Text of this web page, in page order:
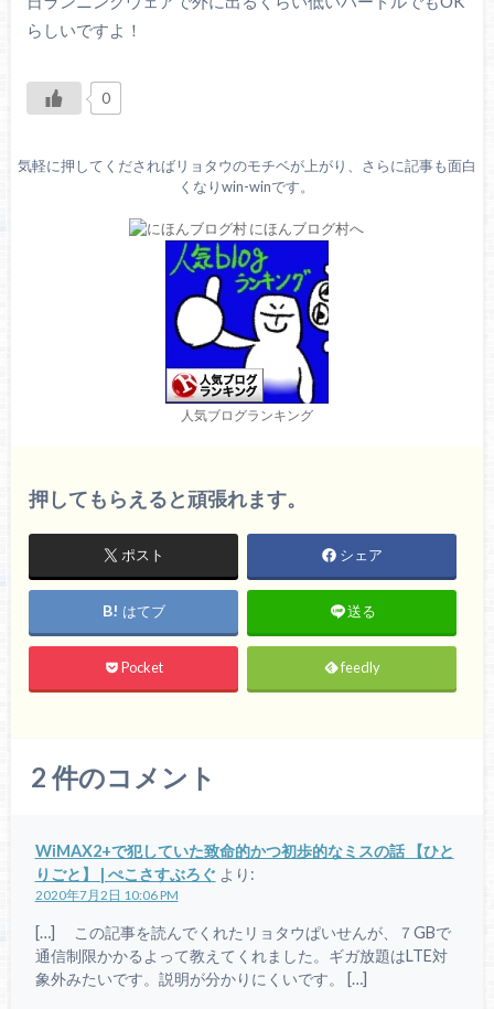
らしいですよ！
0
気軽に押してくださればリョタウのモチベが上がり、さらに記事も面白
くなりwin-winです。
人気ブログランキング
押してもらえると頑張れます。
ポスト シェア
はてブ 送る
Pocket feedly
2 件のコメント
WiMAX2+で犯していた致命的かつ初歩的なミスの話 【ひと
りごと】 | ぺこさすぶろぐ より:
2020年7月2日 10:06 PM
[…] この記事を読んでくれたリョタウぱいせんが、７GBで
通信制限かかるよって教えてくれました。ギガ放題はLTE対
象外みたいです。説明が分かりにくいです。 […]